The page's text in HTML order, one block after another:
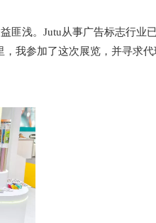
匪浅。Jutu从事广告标志行业
我参加了这次展览，并寻求代